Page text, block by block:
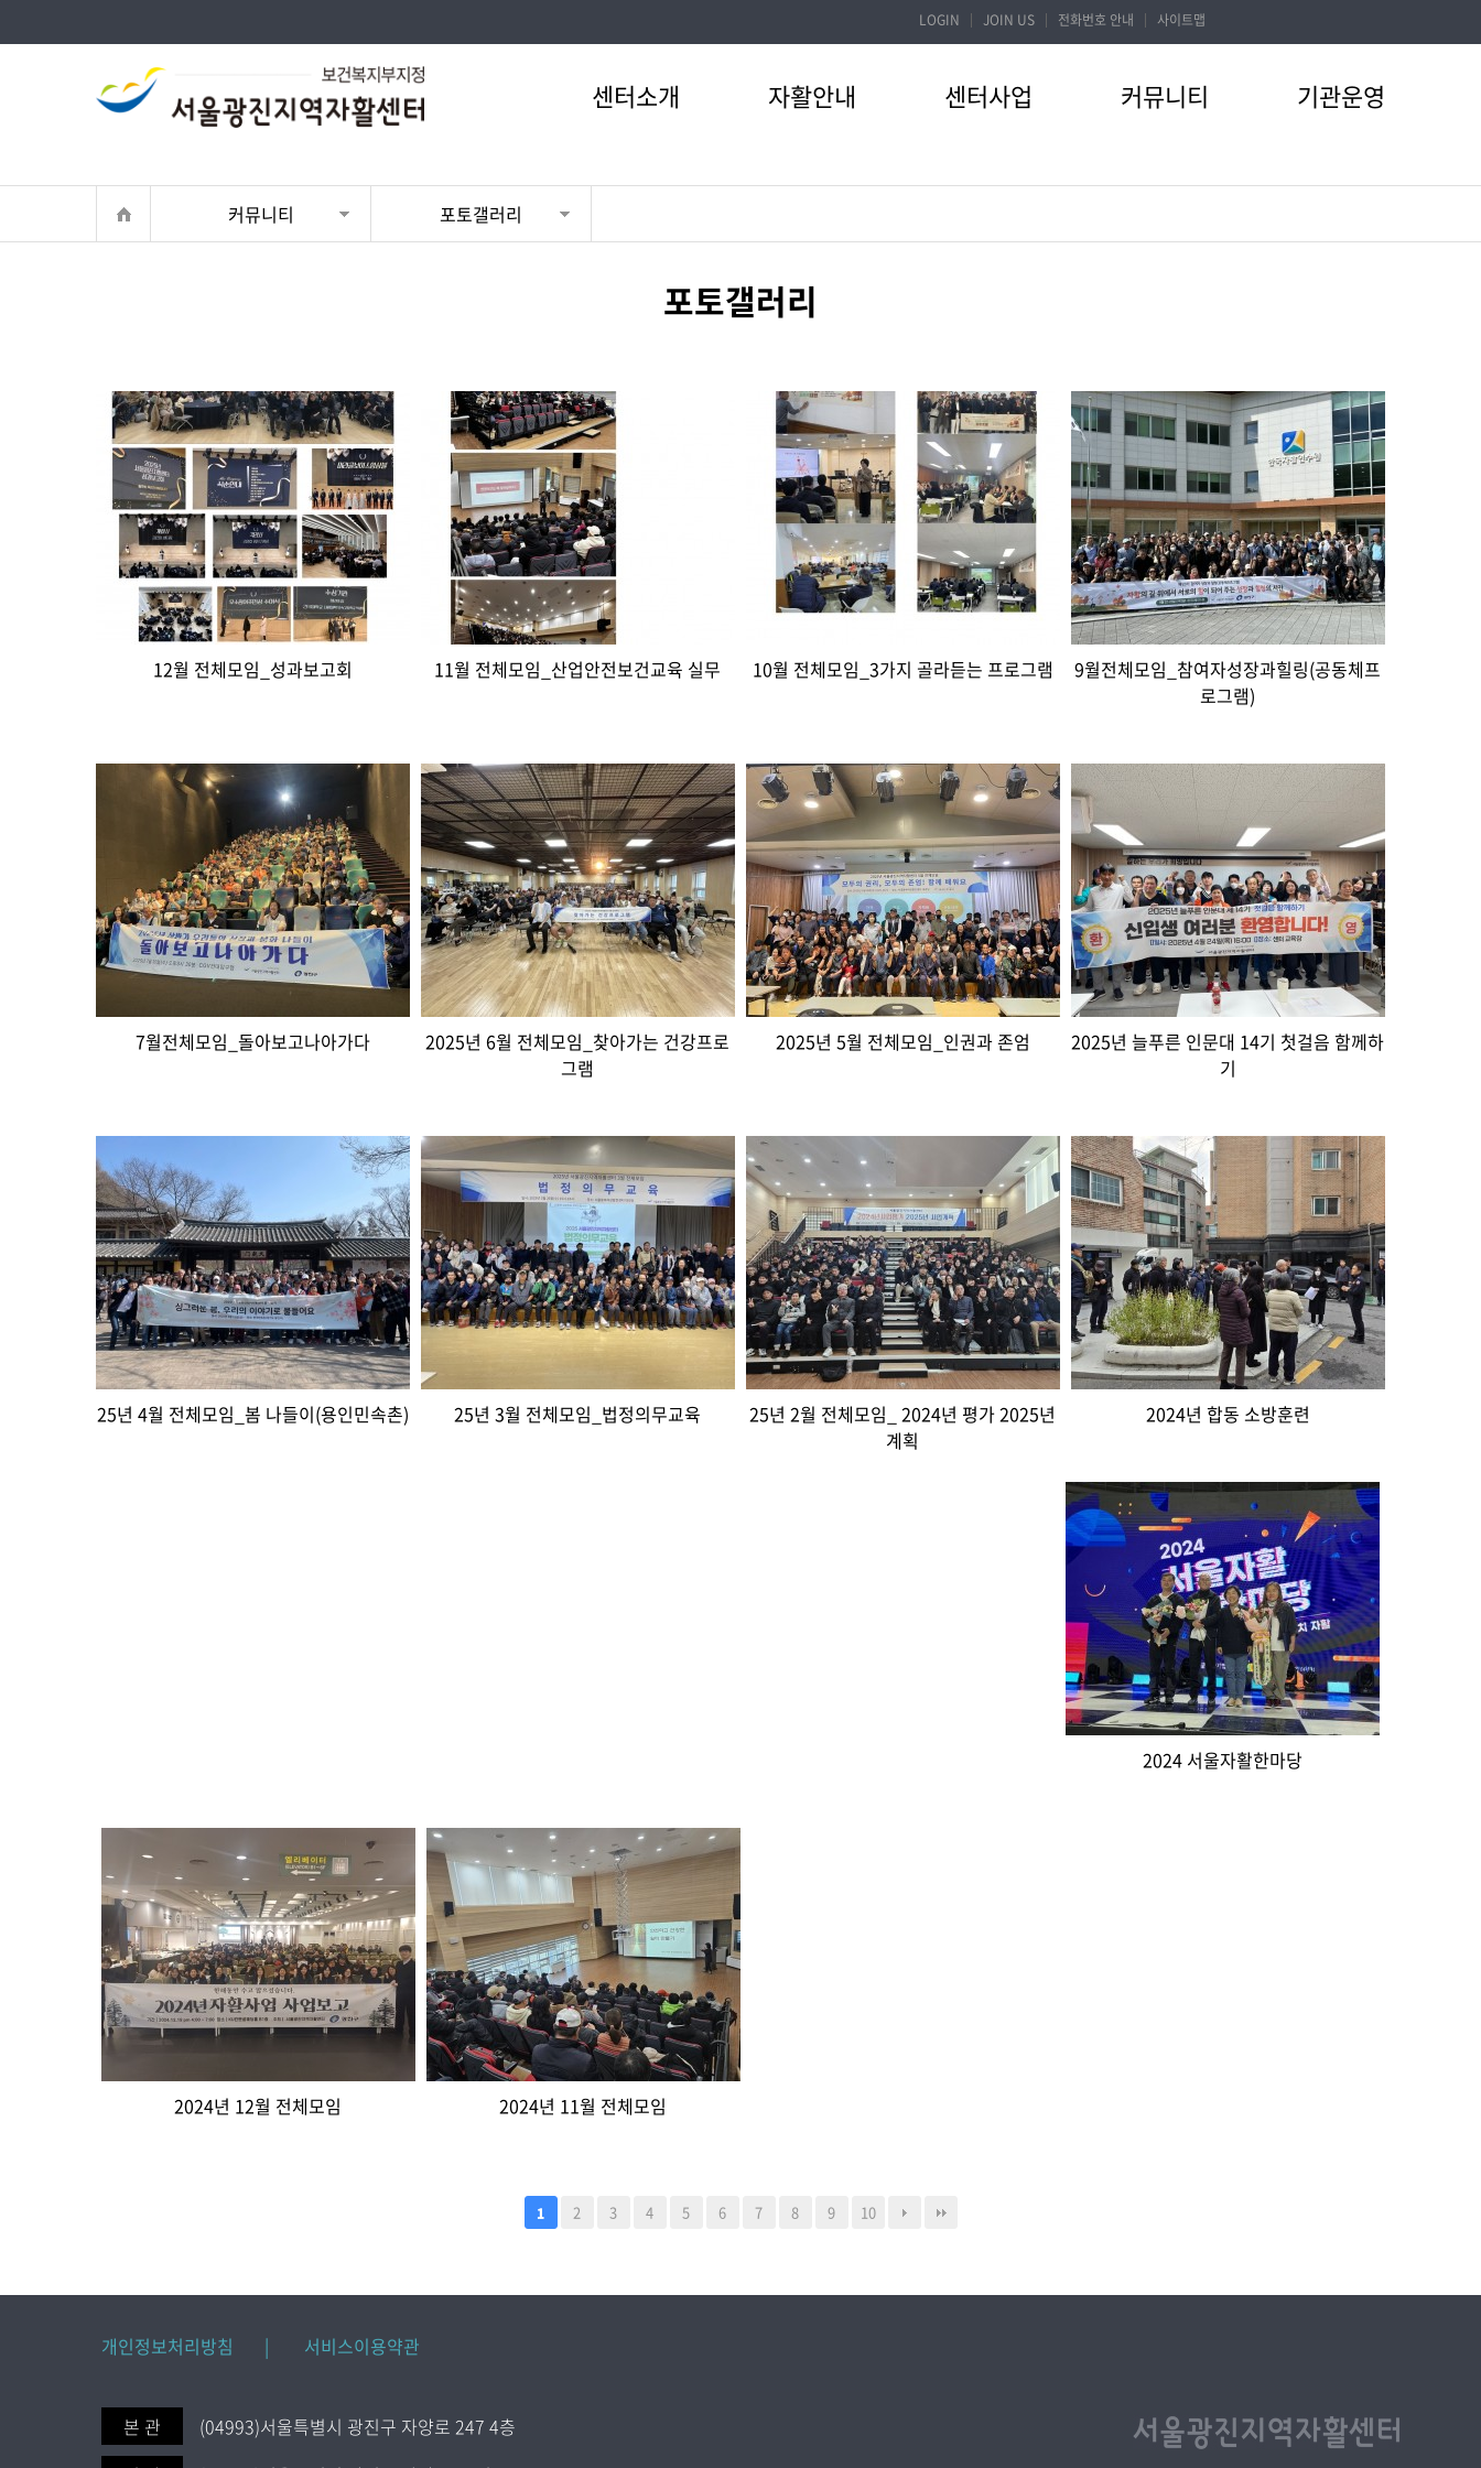
LOGIN JOIN US 전화번호 안내 사이트맵
센터소개 자활안내 센터사업 커뮤니티 기관운영
커뮤니티 포토갤러리
포토갤러리
12월 전체모임_성과보고회 11월 전체모임_산업안전보건교육 실무 10월 전체모임_3가지 골라듣는 프로그램
9월전체모임_참여자성장과힐링(공동체프
로그램)
7월전체모임_돌아보고나아가다
2025년 6월 전체모임_찾아가는 건강프로
그램
2025년 5월 전체모임_인권과 존엄
2025년 늘푸른 인문대 14기 첫걸음 함께하
기
25년 4월 전체모임_봄 나들이(용인민속촌) 25년 3월 전체모임_법정의무교육
25년 2월 전체모임_ 2024년 평가 2025년
계획
2024년 합동 소방훈련
2024 서울자활한마당
2024년 12월 전체모임 2024년 11월 전체모임
1 2 3 4 5 6 7 8 9 10
개인정보처리방침 | 서비스이용약관
본 관
(04993)서울특별시 광진구 자양로 247 4층